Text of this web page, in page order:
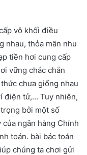
vô khối điều
nhau, thỏa mãn nhu
tiền hơi cung cấp
vững chắc chắn
chưa giống nhau
điện tử,… Tuy nhiên,
bởi một số
ngân hàng Chính
toán. bài bác toán
chúng ta chơi gửi